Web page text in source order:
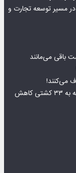
در مسیر توسعه تجارت و
باقی می‌مانند
ترافیک کشتیرانی از طریق تنگه هرمز در یک هفته به ۳۳ کشتی کاهش